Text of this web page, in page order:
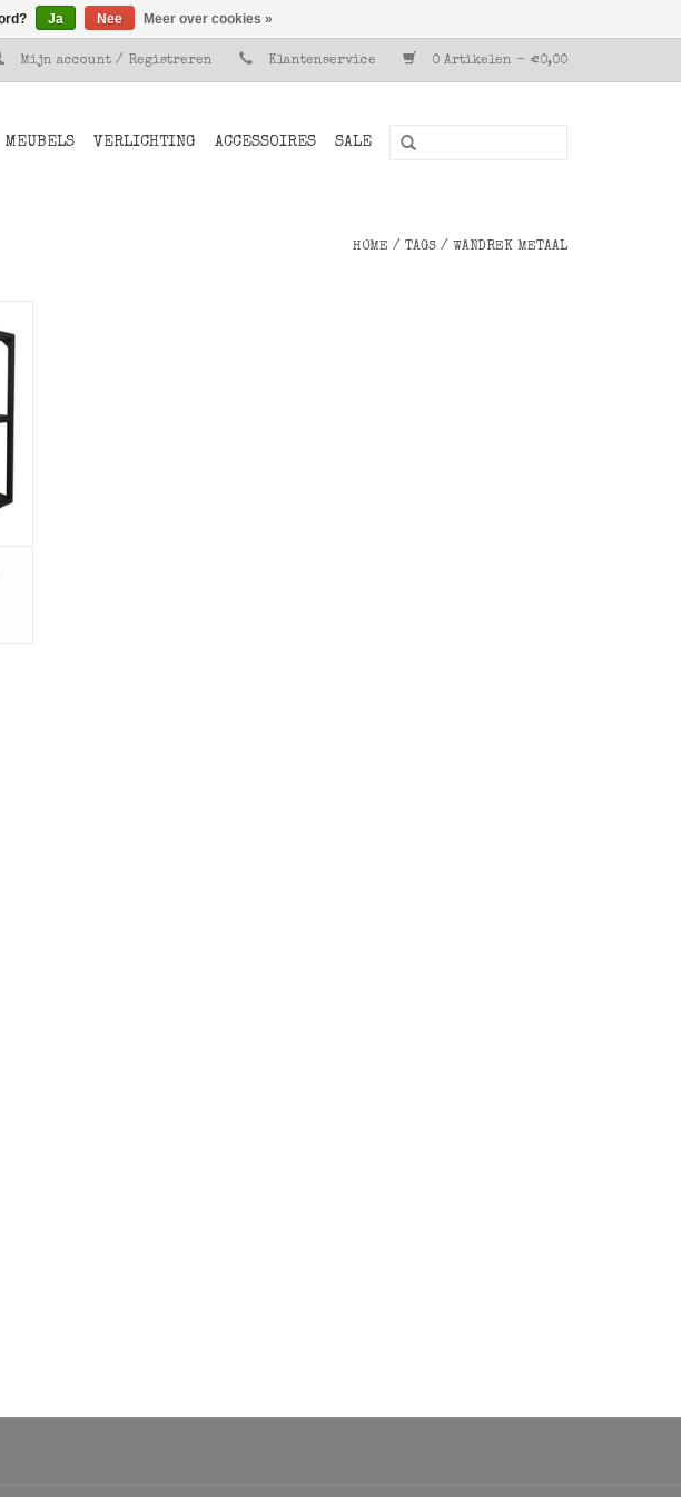
Mijn account / Registreren Klantenservice 0 Artikelen - €0,00
MEUBELS VERLICHTING ACCESSOIRES SALE
HOME / TAGS / WANDREK METAAL
Ja Nee Meer over cookies »